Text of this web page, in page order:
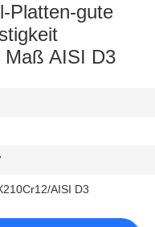
Platten-gute
Maß AISI D3
AISI D3